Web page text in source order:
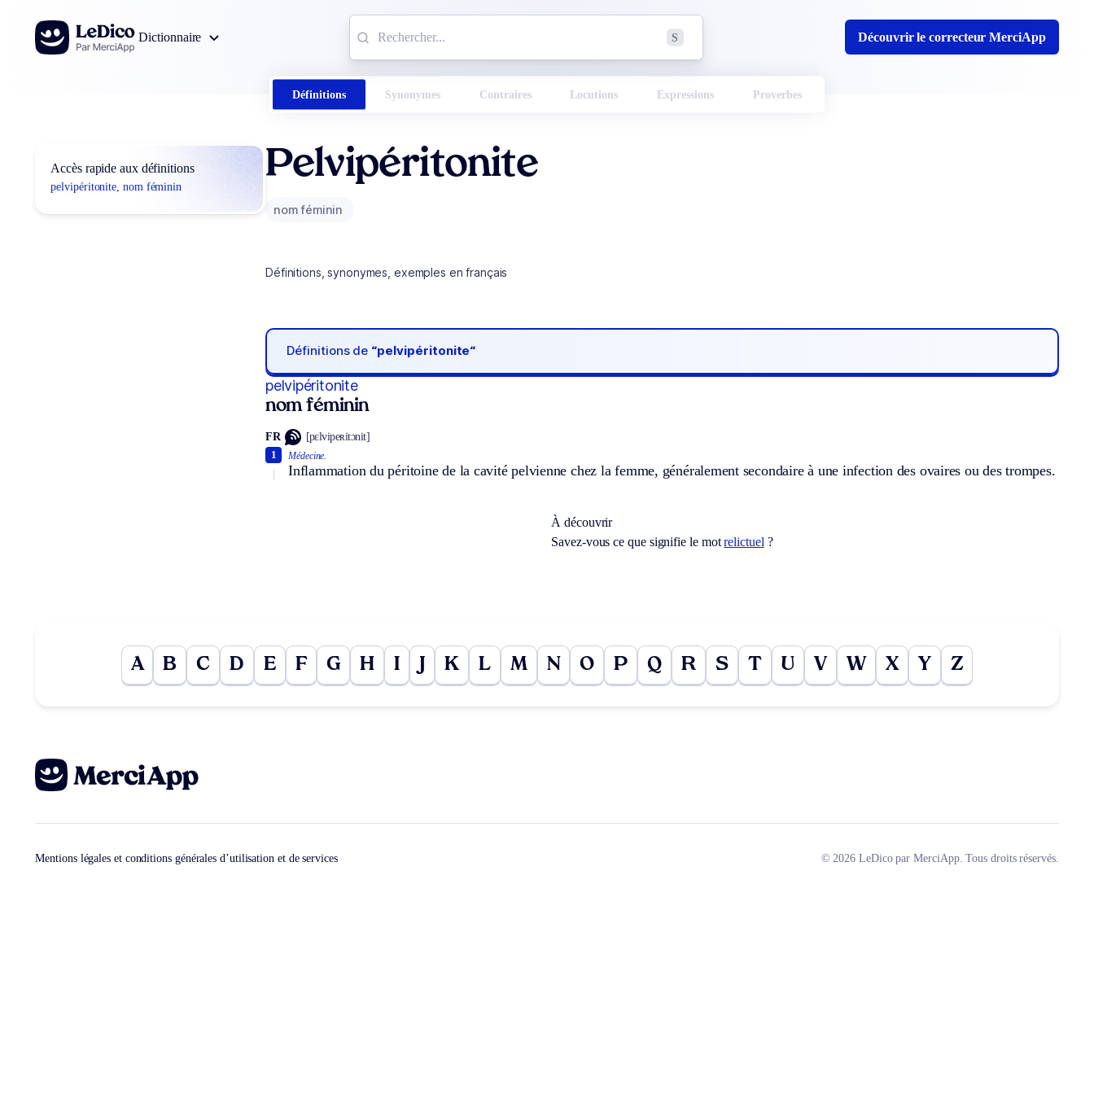
Aller au contenu
Dictionnaire
S Découvrir le correcteur MerciApp
Définitions Synonymes Contraires Locutions Expressions Proverbes
Accès rapide aux définitions
pelvipéritonite, nom féminin
Pelvipéritonite
nom féminin
Définitions, synonymes, exemples en français
Définitions de “pelvipéritonite“
pelvipéritonite
nom féminin
FR [pɛlvipeʀitɔnit]
Médecine.
Inflammation du péritoine de la cavité pelvienne chez la femme, généralement secondaire à une infection des ovaires ou des trompes.
1
À découvrir
Savez-vous ce que signifie le motrelictuel ?
A B C D E F G H I K L M N O P Q R S T U V W X Y Z
Mentions légales et conditions générales d’utilisation et de services © 2026 LeDico par MerciApp. Tous droits réservés.